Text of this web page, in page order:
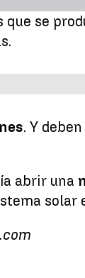
se
. Y
abrir una
solar